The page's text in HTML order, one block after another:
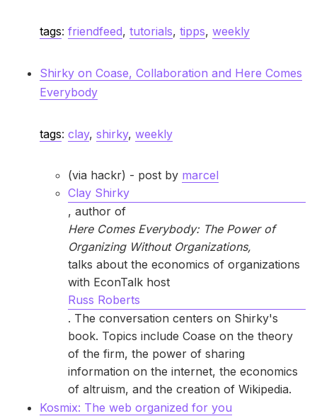
tags: friendfeed, tutorials, tipps, weekly
Shirky on Coase, Collaboration and Here Comes
Everybody
tags: clay, shirky, weekly
(via hackr) - post by marcel
Clay Shirky
, author of
Here Comes Everybody: The Power of
Organizing Without Organizations,
talks about the economics of organizations
with EconTalk host
Russ Roberts
. The conversation centers on Shirky's
book. Topics include Coase on the theory
of the firm, the power of sharing
information on the internet, the economics
of altruism, and the creation of Wikipedia.
Kosmix: The web organized for you